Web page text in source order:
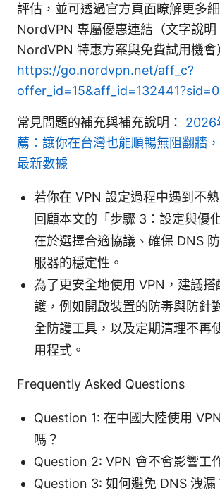
評估，並可透過官方頁面瞭解更多細
NordVPN 專屬優惠連結（文字說明
NordVPN 特惠方案與免費試用機會
https://go.nordvpn.net/aff_c?
常見問題的補充與補充說明： 2026
薦：讓你在台灣也能順暢無阻翻牆
最新數據
若你在 VPN 設定過程中遇到不
回顧本文的「步驟 3：設定與優
在於選擇合適協議、確保 DNS
服器的穩定性。
為了更安全地使用 VPN，建議搭
護，例如開啟裝置的防毒與防針
全防護工具，以及定期清理不再
用程式。
Frequently Asked Questions
Question 1: 在中國大陸使用
嗎？
Question 2: VPN 會不會影響工
Question 3: 如何避免 DNS 洩漏